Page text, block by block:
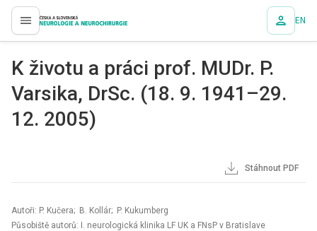
proLékaře.cz EN
K životu a práci prof. MUDr. P.
Varsika, DrSc. (18. 9. 1941–29.
12. 2005)
Stáhnout PDF
Autoři: P. Kučera; B. Kollár; P. Kukumberg
Působiště autorů: I. neurologická klinika LF UK a FNsP v Bratislave